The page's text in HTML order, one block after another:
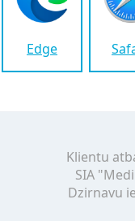
Edge
Klientu
SIA
Dzirnavu